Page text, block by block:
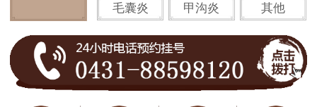
毛囊炎 甲沟炎 其他